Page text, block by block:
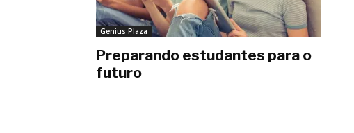
Genius Plaza
Preparando estudantes para o
futuro